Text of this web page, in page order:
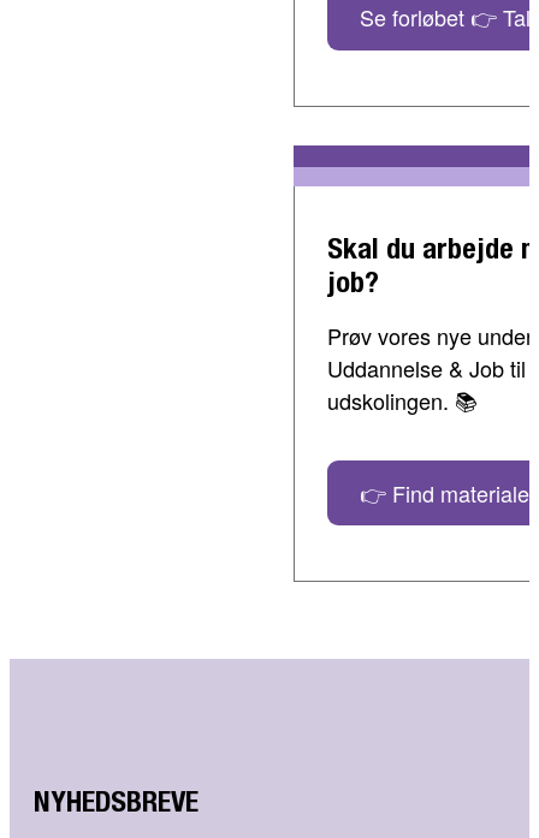
Se forløbet 👉 Tal
Skal du arbejde
job?
Prøv vores nye
Uddannelse & Job til
udskolingen. 📚
👉 Find
NYHEDSBREVE